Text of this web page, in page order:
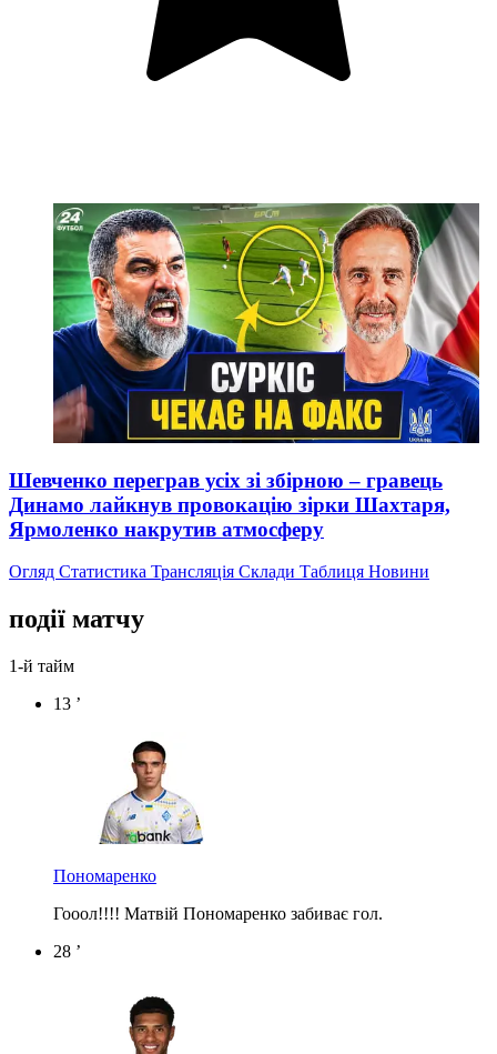
Шевченко переграв усіх зі збірною – гравець
Динамо лайкнув провокацію зірки Шахтаря,
Ярмоленко накрутив атмосферу
Огляд Статистика Трансляція Склади Таблиця Новини
події матчу
1-й тайм
13 ’
Пономаренко
Гооол!!!! Матвій Пономаренко забиває гол.
28 ’